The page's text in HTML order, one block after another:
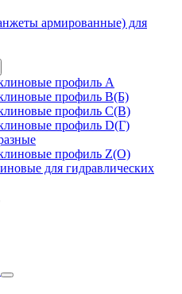
армированные) для
профиль A
профиль B(Б)
профиль C(В)
профиль D(Г)
профиль Z(О)
для гидравлических